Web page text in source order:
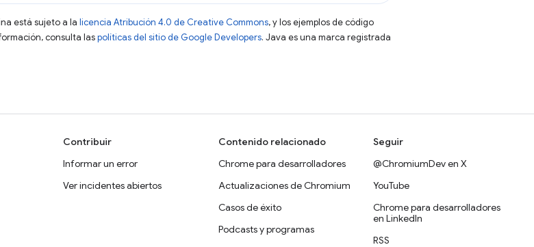
está sujeto a la licencia Atribución 4.0 de Creative Commons, y los ejemplos de código
consulta laspolíticas del sitio de Google Developers. Java es una marca registrada
Contribuir
Informar un error
Ver incidentes abiertos
Contenido relacionado
Chrome para desarrolladores
Actualizaciones de Chromium
Casos de éxito
Podcasts y programas
Seguir
@ChromiumDev en X
YouTube
Chrome para desarrolladores
en LinkedIn
RSS